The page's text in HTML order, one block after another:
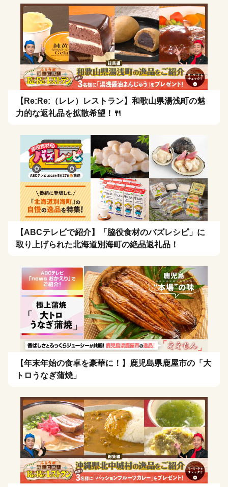
【Re:Re:（レレ）レストラン】和歌山県湯浅町の魅
力的な返礼品を拡散希望！🍴
【ABCテレビで紹介】「脇役食材のバズレシピ」に
取り上げられた北海道別海町の絶品返礼品！
【年末年始の食卓を豪華に！】鹿児島県鹿屋市の「大
トロうなぎ蒲焼」